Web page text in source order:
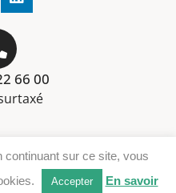
66 00
DER
sur ce site, vous
Accepter En savoir